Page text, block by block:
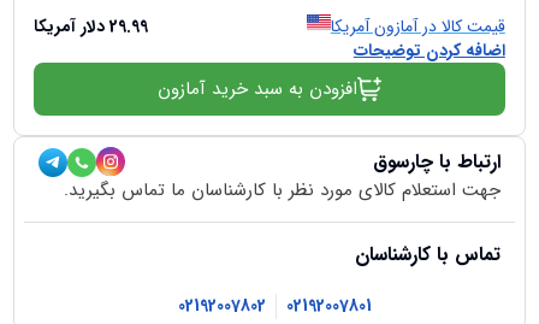
قیمت کالا در آمازون آمریکا 29.99دلار آمریکا
اضافه کردن توضیحات
افزودن به سبد خرید آمازون
ارتباط با چارسوق
جهت استعلام کالای مورد نظر با کارشناسان ما تماس بگیرید.
تماس با کارشناسان
02192007801
02192007802